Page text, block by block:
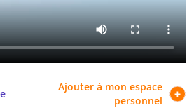
Ajouter à mon espace
personnel